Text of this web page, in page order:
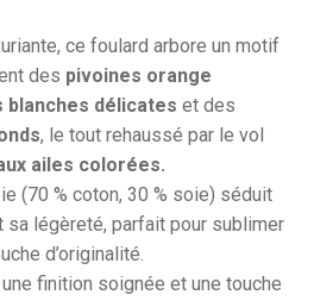
ce foulard arbore un motif
des pivoines orange
blanches délicates et des
, le tout rehaussé par le vol
ailes colorées.
(70 % coton, 30 % soie) séduit
sa légèreté, parfait pour sublimer
d’originalité.
finition soignée et une touche